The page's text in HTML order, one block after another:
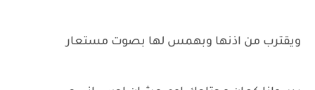
ويقترب من اذنها وبهمس لها بصوت مستعار